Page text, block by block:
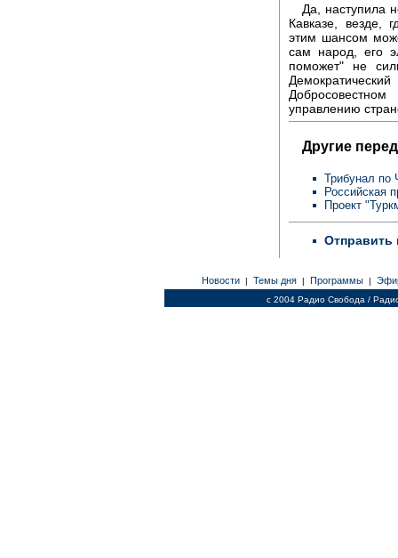
Да, наступила
Кавказе, везде,
этим шансом
сам народ, его
поможет" не
управлению
Другие
Трибунал по
Российская
Проект
Отправить
Новости | Темы дня | Программы |
c 2004 Радио Свобода /